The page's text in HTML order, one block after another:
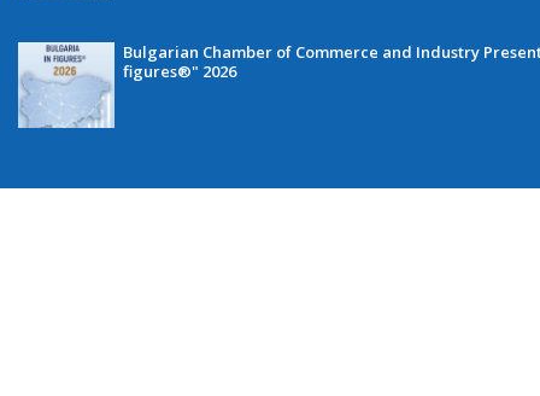
Bulgarian Chamber of Commerce and Industry
figures®" 2026